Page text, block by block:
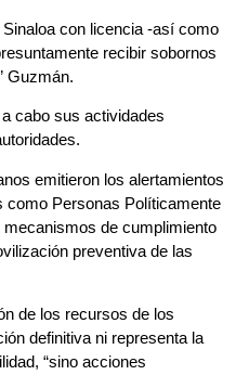
con licencia -así como
recibir sobornos
Guzmán.
cabo sus actividades
emitieron los alertamientos
como Personas Políticamente
de cumplimiento
preventiva de las
de los recursos de los
definitiva ni representa la
“sino acciones